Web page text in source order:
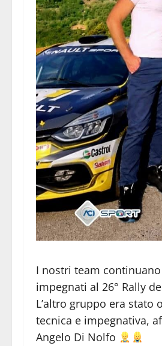
I nostri team
impegnati al 26° Rally
L’altro gruppo era stato
tecnica e impegnativa,
Angelo Di Nolfo